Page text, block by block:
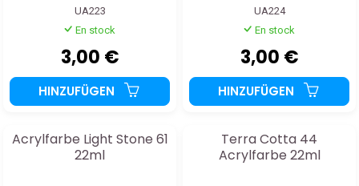
UA223
En stock
3,00 €
HINZUFÜGEN
UA224
En stock
3,00 €
HINZUFÜGEN
Acrylfarbe Light Stone 61
22ml
Terra Cotta 44
Acrylfarbe 22ml